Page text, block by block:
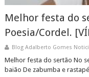
Melhor festa do
Poesia/Cordel.
Blog Adalberto Gomes
Melhor festa do sertão No
baião De zabumba e